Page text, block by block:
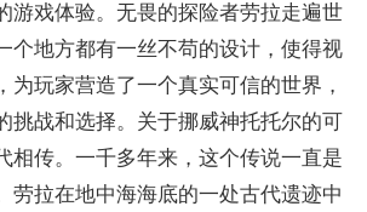
游戏体验。无畏的探险者劳拉走遍世
个地方都有一丝不苟的设计，使得视
为玩家营造了一个真实可信的世界，
挑战和选择。关于挪威神托托尔的可
相传。一千多年来，这个传说一直是
拉在地中海海底的一处古代遗迹中